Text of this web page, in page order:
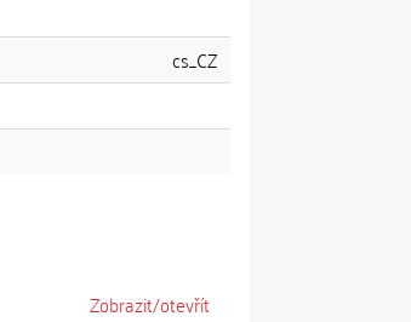
cs_CZ
Zobrazit/otevřít